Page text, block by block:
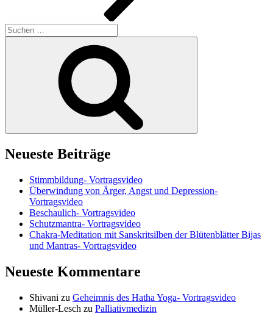
Suchen
nach:
Neueste Beiträge
Stimmbildung- Vortragsvideo
Überwindung von Ärger, Angst und Depression-
Vortragsvideo
Beschaulich- Vortragsvideo
Schutzmantra- Vortragsvideo
Chakra-Meditation mit Sanskritsilben der Blütenblätter Bijas
und Mantras- Vortragsvideo
Neueste Kommentare
Shivani zu Geheimnis des Hatha Yoga- Vortragsvideo
Müller-Lesch zu Palliativmedizin